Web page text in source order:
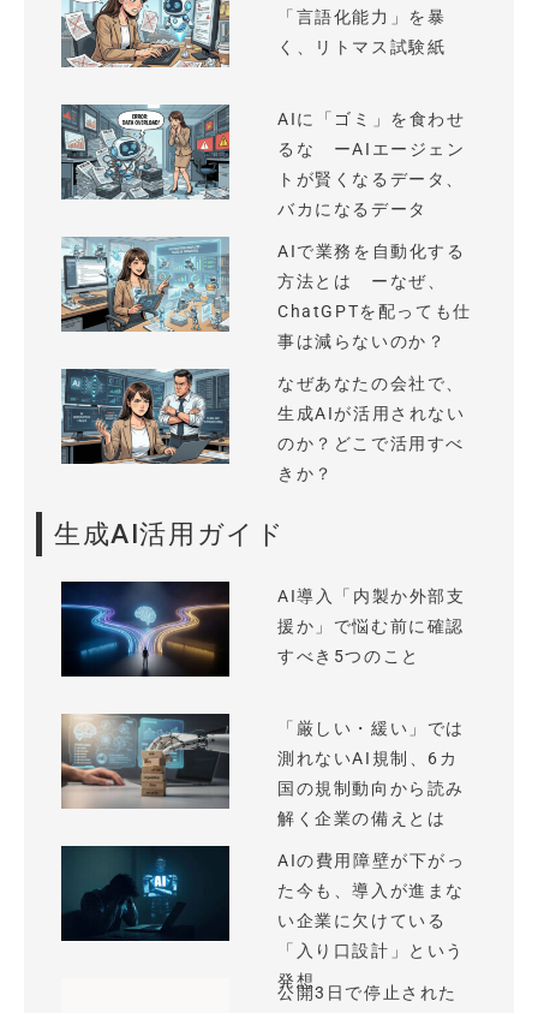
「言語化能力」を暴
く、リトマス試験紙
AIに「ゴミ」を食わせ
るな ーAIエージェン
トが賢くなるデータ、
バカになるデータ
AIで業務を自動化する
方法とは ーなぜ、
ChatGPTを配っても仕
事は減らないのか？
なぜあなたの会社で、
生成AIが活用されない
のか？どこで活用すべ
きか？
生成AI活用ガイド
AI導入「内製か外部支
援か」で悩む前に確認
すべき5つのこと
「厳しい・緩い」では
測れないAI規制、6カ
国の規制動向から読み
解く企業の備えとは
AIの費用障壁が下がっ
た今も、導入が進まな
い企業に欠けている
「入り口設計」という
発想
公開3日で停止された